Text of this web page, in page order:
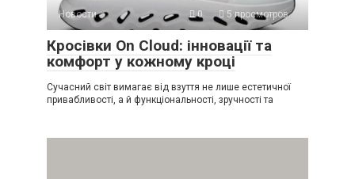
Новости 0 5 просмотров
Кросівки On Cloud: інновації та
комфорт у кожному кроці
Сучасний світ вимагає від взуття не лише естетичної
привабливості, а й функціональності, зручності та